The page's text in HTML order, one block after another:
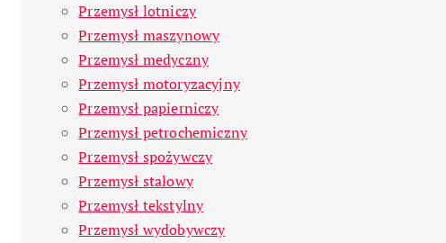
Przemysł lotniczy
Przemysł maszynowy
Przemysł medyczny
Przemysł motoryzacyjny
Przemysł papierniczy
Przemysł petrochemiczny
Przemysł spożywczy
Przemysł stalowy
Przemysł tekstylny
Przemysł wydobywczy